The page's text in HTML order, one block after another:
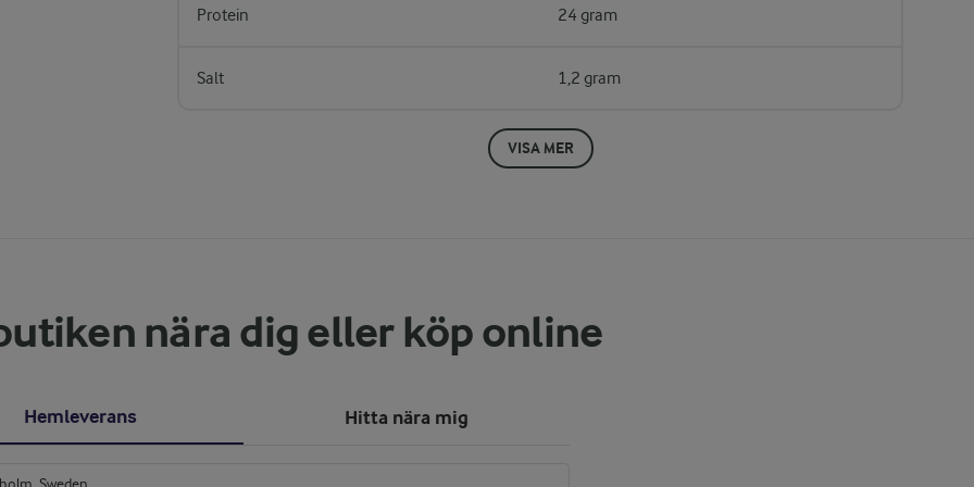
Protein 24 gram
Salt 1,2 gram
VISA MER
nära dig eller köp online
Hemleverans Hitta nära mig